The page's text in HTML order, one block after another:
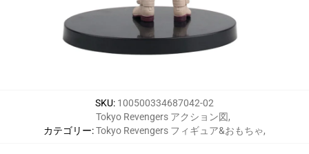
SKU: 100500334687042-02
カテゴリー:
Tokyo Revengers アクション図,
Tokyo Revengers フィギュア&おもちゃ,